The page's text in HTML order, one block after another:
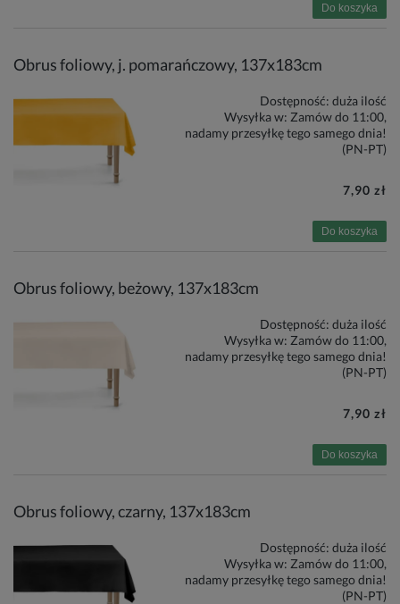
Do koszyka
Obrus foliowy, j. pomarańczowy, 137x183cm
Dostępność: duża ilość
Wysyłka w: Zamów do 11:00,
nadamy przesyłkę tego samego dnia!
(PN-PT)
7,90 zł
Do koszyka
Obrus foliowy, beżowy, 137x183cm
Dostępność: duża ilość
Wysyłka w: Zamów do 11:00,
nadamy przesyłkę tego samego dnia!
(PN-PT)
7,90 zł
Do koszyka
Obrus foliowy, czarny, 137x183cm
Dostępność: duża ilość
Wysyłka w: Zamów do 11:00,
nadamy przesyłkę tego samego dnia!
(PN-PT)